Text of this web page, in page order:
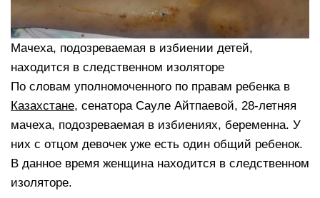
Мачеха, подозреваемая в избиении детей,
находится в следственном изоляторе
По словам уполномоченного по правам ребенка в
Казахстане, сенатора Сауле Айтпаевой, 28-летняя
мачеха, подозреваемая в избиениях, беременна. У
них с отцом девочек уже есть один общий ребенок.
В данное время женщина находится в следственном
изоляторе.